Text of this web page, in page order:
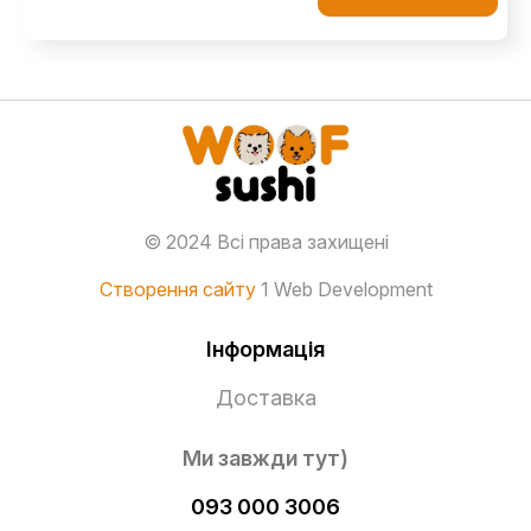
© 2024 Всі права захищені
Створення сайту1 Web Development
Інформація
Доставка
Ми завжди тут)
093 000 3006